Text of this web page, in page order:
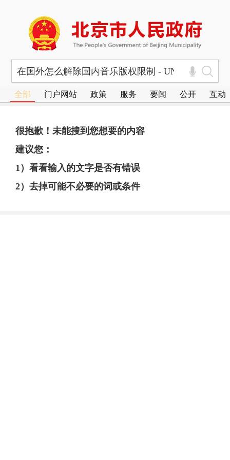
全部 门户网站 政策 服务 要闻 公开 互动
很抱歉！未能搜到您想要的内容
建议您：
1）看看输入的文字是否有错误
2）去掉可能不必要的词或条件